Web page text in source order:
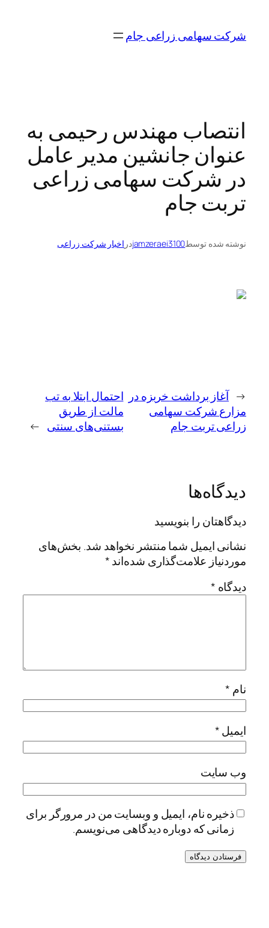
محتواشرکت سهامی زراعی جام
انتصاب مهندس رحیمی به
عنوان جانشین مدیر عامل
در شرکت سهامی زراعی
تربت جام
نوشته شده توسطjamzeraei3100در اخبار شرکت زراعی
← آغاز برداشت خربزه در
مزارع شرکت سهامی
زراعی تربت جام
احتمال ابتلا به تب
مالت از طریق
بستنی‌های سنتی →
دیدگاه‌ها
دیدگاهتان را بنویسید
نشانی ایمیل شما منتشر نخواهد شد. بخش‌های
موردنیاز علامت‌گذاری شده‌اند*
دیدگاه *
نام *
ایمیل*
وب‌ سایت
ذخیره نام، ایمیل و وبسایت من در مرورگر برای
زمانی که دوباره دیدگاهی می‌نویسم.